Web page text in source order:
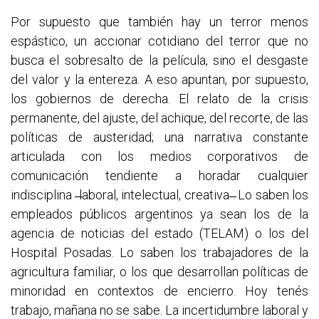
Por supuesto que también hay un terror menos
espástico, un accionar cotidiano del terror que no
busca el sobresalto de la película, sino el desgaste
del valor y la entereza. A eso apuntan, por supuesto,
los gobiernos de derecha. El relato de la crisis
permanente, del ajuste, del achique, del recorte, de las
políticas de austeridad; una narrativa constante
articulada con los medios corporativos de
comunicación tendiente a horadar cualquier
indisciplina ̶laboral, intelectual, creativa ̶. Lo saben los
empleados públicos argentinos ya sean los de la
agencia de noticias del estado (TELAM) o los del
Hospital Posadas. Lo saben los trabajadores de la
agricultura familiar, o los que desarrollan políticas de
minoridad en contextos de encierro. Hoy tenés
trabajo, mañana no se sabe. La incertidumbre laboral y